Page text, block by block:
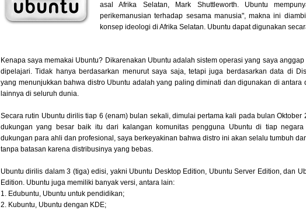
asal Afrika Selatan, Mark Shuttleworth. Ubuntu
perikemanusian terhadap sesama manusia", makna ini
konsep ideologi di Afrika Selatan. Ubuntu dapat digunakan
Kenapa saya memakai Ubuntu? Dikarenakan Ubuntu adalah sistem operasi yang saya
dipelajari. Tidak hanya berdasarkan menurut saya saja, tetapi juga berdasarkan data di
yang menunjukkan bahwa distro Ubuntu adalah yang paling diminati dan digunakan di antara
lainnya di seluruh dunia.
Secara rutin Ubuntu dirilis tiap 6 (enam) bulan sekali, dimulai pertama kali pada bulan Oktober
dukungan yang besar baik itu dari kalangan komunitas pengguna Ubuntu di tiap
dukungan para ahli dan profesional, saya berkeyakinan bahwa distro ini akan selalu tumbuh
tanpa batasan karena distribusinya yang bebas.
Ubuntu dirilis dalam 3 (tiga) edisi, yakni Ubuntu Desktop Edition, Ubuntu Server Edition, dan
Edition. Ubuntu juga memiliki banyak versi, antara lain:
1. Edubuntu, Ubuntu untuk pendidikan;
2. Kubuntu, Ubuntu dengan KDE;